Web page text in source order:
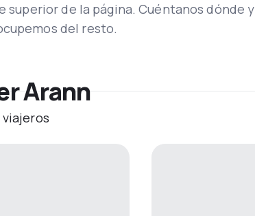
de la página. Cuéntanos dónde y
del resto.
Arann